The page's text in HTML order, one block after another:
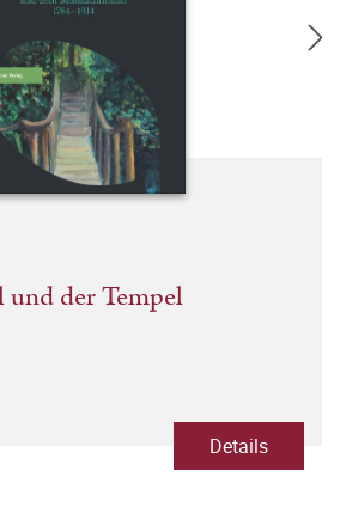
der Tempel
Details